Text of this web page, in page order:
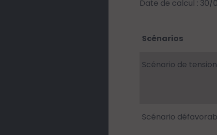
Date de calcul : 30/
Scénarios
Scénario de
Scénario